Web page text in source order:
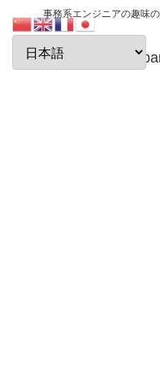
事務系エンジニアの趣味